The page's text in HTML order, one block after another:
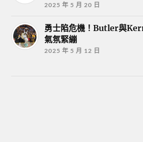
2025 年 5 月 20 日
勇士陷危機！Butler與
氣氛緊繃
2025 年 5 月 12 日